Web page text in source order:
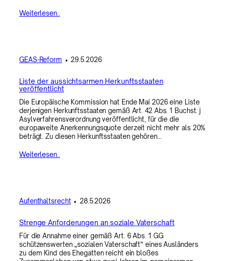
Weiterlesen..
GEAS-Reform •29.5.2026
Liste der aussichtsarmen Herkunftsstaaten
veröffentlicht
Die Europäische Kommission hat Ende Mai 2026 eine Liste
derjenigen Herkunftsstaaten gemäß Art. 42 Abs. 1 Buchst. j
Asylverfahrensverordnung veröffentlicht, für die die
europaweite Anerkennungsquote derzeit nicht mehr als 20%
beträgt. Zu diesen Herkunftsstaaten gehören…
Weiterlesen..
Aufenthaltsrecht• 28.5.2026
Strenge Anforderungen an soziale Vaterschaft
Für die Annahme einer gemäß Art. 6 Abs. 1 GG
schützenswerten „sozialen Vaterschaft“ eines Ausländers
zu dem Kind des Ehegatten reicht ein bloßes